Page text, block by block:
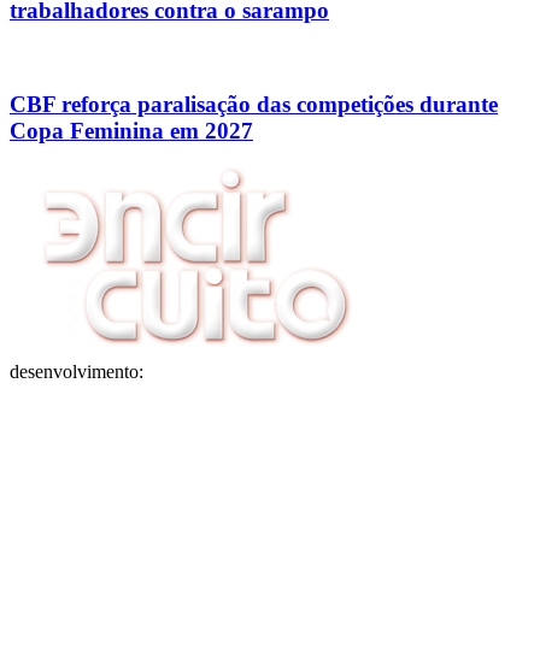
trabalhadores contra o sarampo
CBF reforça paralisação das competições durante
Copa Feminina em 2027
desenvolvimento: